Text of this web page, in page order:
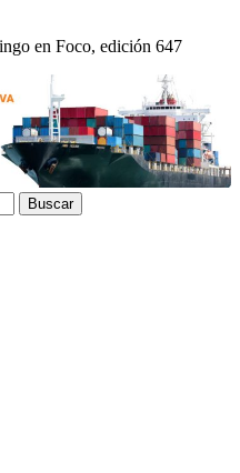
en Foco, edición 647